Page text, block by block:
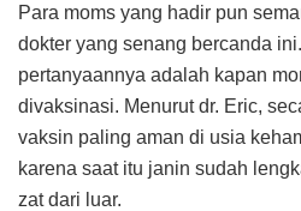
Para moms yang hadir pun
dokter yang senang bercanda
pertanyaannya adalah kapan
divaksinasi. Menurut dr. Eric,
vaksin paling aman di usia
karena saat itu janin sudah
zat dari luar.